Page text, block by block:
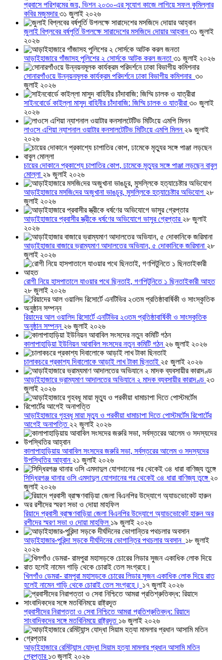
প্রবাসে পরিশ্রমের জয়, ভিশন ২০৩০-এর সুযোগ কাজে লাগিয়ে সফল কুমিল্লার
কবির মজুমদার৩১ জুলাই ২০২৬
জুলাই বিপ্লবের বর্ষপূর্তি উপলক্ষে সারাদেশের মসজিদে দোয়ার আহ্বান৩১ জুলাই
২০২৬
আড়াইহাজারে গাঁজাসহ পুলিশের ২ সোর্সকে আটক করল জনতা ৩১ জুলাই ২০২৬
সোনারগাঁওয়ে উন্নয়নমূলক কার্যক্রম পরিদর্শনে ঢাকা বিভাগীয় কমিশনার ৩০
জুলাই ২০২৬
সাইনবোর্ডে কাইল্লা মাসুদ বাহিনীর চাঁদাবাজি: জিম্মি চালক ও যাত্রীরা ৩০ জুলাই
২০২৬
লাওসে এশিয়া ন্যাশনাল ওয়াটার কনসালটেটিভ মিটিংয়ে এমপি মিলন ২৯ জুলাই
২০২৬
চায়ের দোকানে প্রকাশ্যে চাপাতির কোপ, ঢামেকে মৃত্যুর সঙ্গে পাঞ্জা লড়ছেন বাবুল
মোল্লা ২৯ জুলাই ২০২৬
আড়াইহাজারে মস‌জি‌দের অজুখানা ভাঙচুর, মুসল্লিকে হত্যাচেষ্টার অভিযোগ ২৮
জুলাই ২০২৬
আড়াইহাজারে প্রবাসীর স্ত্রীকে ধর্ষণের অভিযোগে ভাসুর গ্রেপ্তার ২৮ জুলাই
২০২৬
আড়াইহাজার বাজারে ভ্রাম্যমাণ আদালতের অভিযান, ৫ দোকানিকে জরিমানা ২৮
জুলাই ২০২৬
রোগী নিয়ে হাসপাতালে যাওয়ার পথে ছিনতাই, গণপিটুনিতে ১ ছিনতাইকারী আহত
২৮ জুলাই ২০২৬
রিয়াদের আল ওয়ালিদ রিসোর্টে এনটিভির ২৩তম প্রতিষ্ঠাবার্ষিকী ও সাংস্কৃতিক
অনুষ্ঠান সম্পন্ন ২৬ জুলাই ২০২৬
কালাপাহাড়িয়া ইউনিয়ন আবাবিল সংসদের নতুন কমিটি গঠন ২৬ জুলাই ২০২৬
চালাকচরে প্রকাশ্য দিবালোকে আড়াই লাখ টাকা ছিনতাই ২৫ জুলাই ২০২৬
আড়াইহাজারে ভ্রাম্যমাণ আদালতের অভিযানে ২ মাদক ব্যবসায়ীর কারাদণ্ড ২৩
জুলাই ২০২৬
আড়াইহাজারে গৃহবধূ মায়া মৃত্যু ও পরকীয়া ধামাচাপা দিতে পোস্টমর্টেম রিপোর্টের
আগেই অনাপত্তি ২২ জুলাই ২০২৬
কালাপাহাড়িয়ায় আবাবিল সংসদের জরুরি সভা, সর্বস্তরের আলেম ও সদস্যদের
উপস্থিতির আহ্বান ২১ জুলাই ২০২৬
সিদ্ধিরগঞ্জ থানার ওসি এমদাদুল যোগদানের পর থেকেই ৩৪ ধারা বাণিজ্য তুঙ্গে ২০
জুলাই ২০২৬
রিয়াদে প্রবাসী ব্রাহ্মণবাড়িয়া জেলা বিএনপির উদ্যোগে অ্যাডভোকেট হারুন অর
রশীদের স্মরণ সভা ও দোয়া মাহফিল ১৯ জুলাই ২০২৬
আড়াইহাজার-পুরিন্দা সড়কে দীর্ঘদিনের ভোগান্তির পথচলার অবসান ১৮ জুলাই
২০২৬
খিলগাঁও ডেমরা- রামপুরা মহাসড়কে চোরের লিডার সুজন একাধিক লোক দিয়ে রাত
হলেই নামেন গাড়ি থেকে চোরাই তেল সংগ্রহে। ১৭ জুলাই ২০২৬
প্রবাসীদের নিরাপত্তা ও সেবা নিশ্চিতে আমরা প্রতিশ্রুতিবদ্ধ: রিয়াদে
সাংবাদিকদের সঙ্গে মতবিনিময়ে রাষ্ট্রদূত ১৬ জুলাই ২০২৬
আড়াইহাজারে রেমিট্যান্স যোদ্ধা সিয়াম হত্যা মামলার প্রধান আসামি মতিন
গ্রেপ্তার ১৩ জুলাই ২০২৬